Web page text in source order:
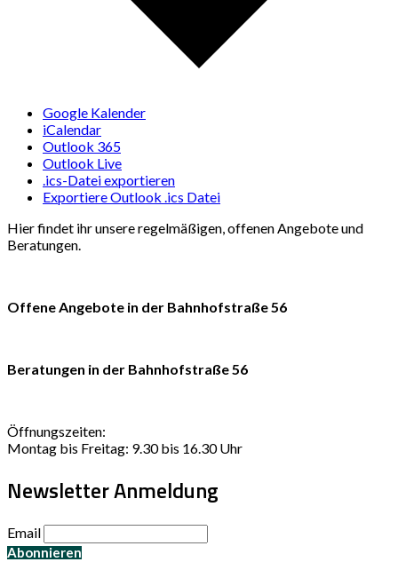
Google Kalender
iCalendar
Outlook 365
Outlook Live
.ics-Datei exportieren
Exportiere Outlook .ics Datei
Hier findet ihr unsere regelmäßigen, offenen Angebote und
Beratungen.
Offene Angebote in der Bahnhofstraße 56
Beratungen in der Bahnhofstraße 56
Öffnungszeiten:
Montag bis Freitag: 9.30 bis 16.30 Uhr
Newsletter Anmeldung
Email